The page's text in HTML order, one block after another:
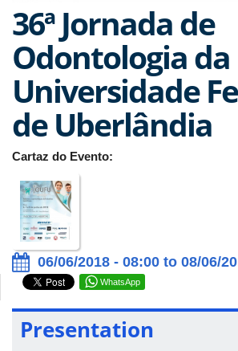
36ª Jornada de
Odontologia da
Universidade
de Uberlândia
Cartaz do Evento:
06/06/2018 - 08:00 to 08/06/
WhatsApp
Presentation